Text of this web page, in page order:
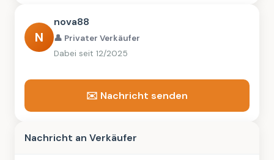
N
nova88
👤 Privater Verkäufer
Dabei seit 12/2025
✉️ Nachricht senden
Nachricht an Verkäufer